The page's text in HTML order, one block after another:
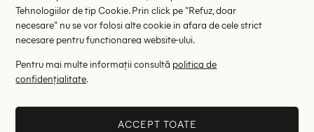
TRANSPORT GRATUIT
Pentru comenzile mai mari de 149.00 Lei
Tehnologiilor de tip Cookie. Prin click pe "Refuz, doar
necesare" nu se vor folosi alte cookie in afara de cele strict
necesare pentru functionarea website-ului.
Pentru mai multe informații consultă politica de
confidențialitate.
ACCEPT TOATE